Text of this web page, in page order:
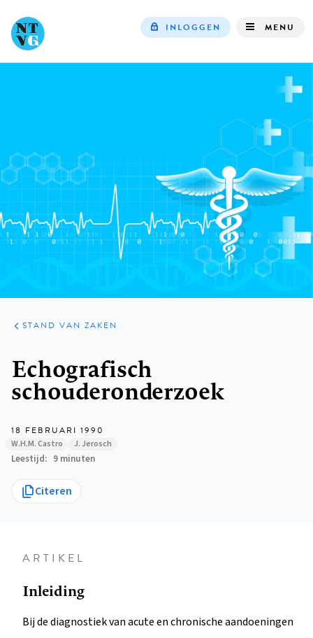
navigation
INLOGGEN MENU
ARTIKELEN
PRAKTIJK
STAND VAN ZAKEN
Echografisch
schouderonderzoek
18 FEBRUARI 1990
W.H.M. Castro J. Jerosch
Leestijd 9 minuten
Citeren
ARTIKEL
Inleiding
Bij de diagnostiek van acute en chronische aandoeningen